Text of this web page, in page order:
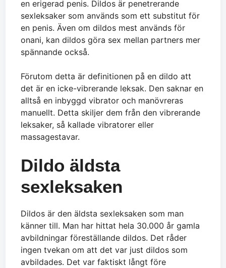
en erigerad penis. Dildos är penetrerande
sexleksaker som används som ett substitut för
en penis. Även om dildos mest används för
onani, kan dildos göra sex mellan partners mer
spännande också.
Förutom detta är definitionen på en dildo att
det är en icke-vibrerande leksak. Den saknar en
alltså en inbyggd vibrator och manövreras
manuellt. Detta skiljer dem från den vibrerande
leksaker, så kallade vibratorer eller
massagestavar.
Dildo äldsta
sexleksaken
Dildos är den äldsta sexleksaken som man
känner till. Man har hittat hela 30.000 år gamla
avbildningar föreställande dildos. Det råder
ingen tvekan om att det var just dildos som
avbildades. Det var faktiskt långt före